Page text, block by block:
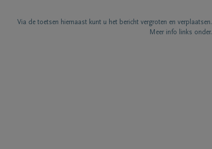
Via de toetsen hiernaast kunt u het bericht vergroten en verplaatsen.
Meer info links onder.